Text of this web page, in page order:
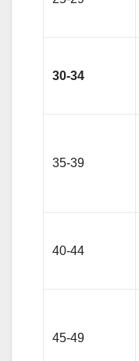
30-34
35-39
40-44
45-49